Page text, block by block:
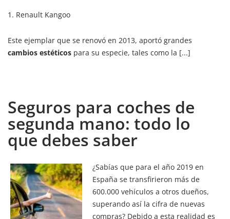
1. Renault Kangoo
Este ejemplar que se renovó en 2013, aportó grandes
cambios estéticos para su especie, tales como la [...]
Seguros para coches de
segunda mano: todo lo
que debes saber
¿Sabías que para el año 2019 en
España se transfirieron más de
600.000 vehículos a otros dueños,
superando así la cifra de nuevas
compras? Debido a esta realidad es